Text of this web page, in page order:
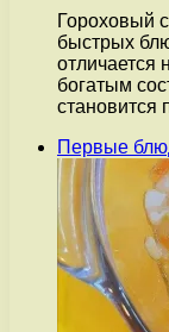
Гороховый
быстрых
отличается
богатым
Первые